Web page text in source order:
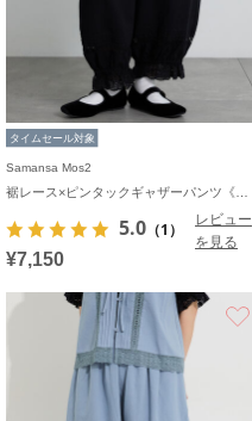
タイムセール対象
Samansa Mos2
5.0 （1）
レビュー
を見る
¥7,150